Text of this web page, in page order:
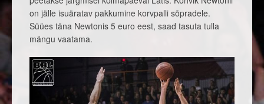
on jälle isuäratav pakkumine korvpalli sõpradele.
Süües täna Newtonis 5 euro eest, saad tasuta tulla
mängu vaatama.